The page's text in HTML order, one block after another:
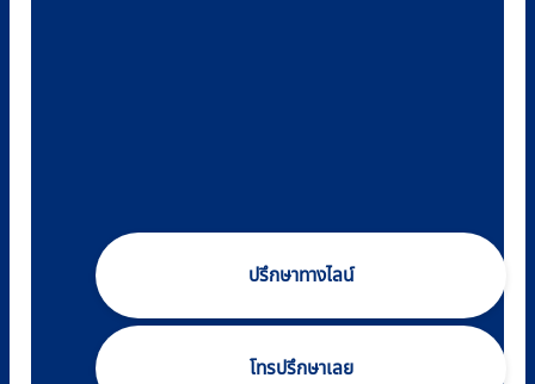
ปรึกษาทางไลน์
โทรปรึกษาเลย